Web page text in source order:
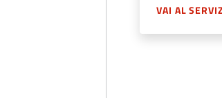
VAI AL